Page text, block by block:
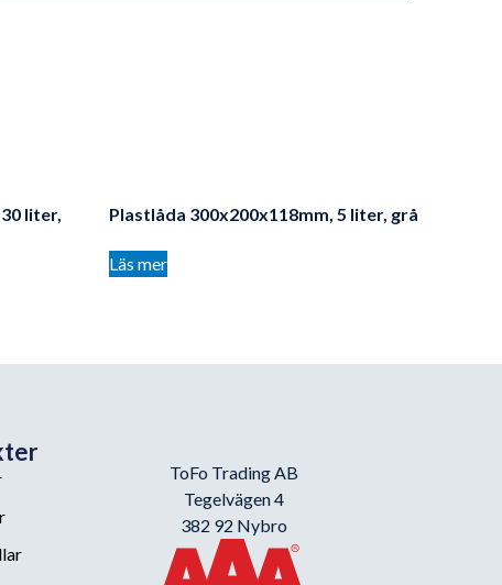
liter,
Plastlåda 300x200x118mm, 5 liter, grå
Läs mer
ToFo Trading AB
Tegelvägen 4
382 92 Nybro